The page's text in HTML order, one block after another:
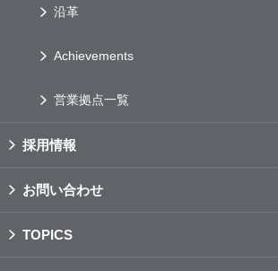
沿革
Achievements
営業拠点一覧
採用情報
お問い合わせ
TOPICS